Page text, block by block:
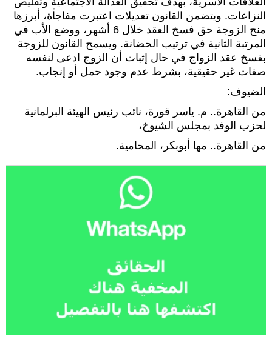
النزاعات. ويتضمن القانون تعديلات اعتبرت مفاجأة، أبرزها
منح الزوجة حق فسخ العقد خلال 6 أشهر، ووضع الأب في
المرتبة الثانية في ترتيب الحضانة. ويسمح القانون للزوجة
بفسخ عقد الزواج في حال إثبات أن الزوج ادعى لنفسه
صفات غير حقيقية، بشرط عدم وجود حمل أو إنجاب.
الضيوف:
من القاهرة.. م. ياسر قورة، نائب رئيس الهيئة البرلمانية
لحزب الوفد بمجلس الشيوخ،
من القاهرة.. مها أبوبكر، المحامية.